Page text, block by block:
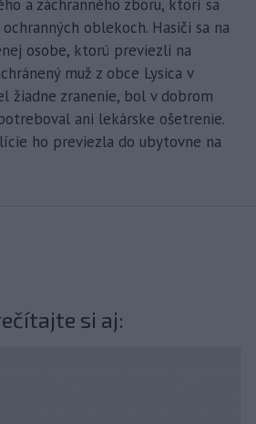
a záchranného zboru, ktorí sa
oblekoch. Hasiči sa na
osobe, ktorú previezli na
muž z obce Lysica v
žiadne zranenie, bol v dobrom
ani lekárske ošetrenie.
ho previezla do ubytovne na
si aj: